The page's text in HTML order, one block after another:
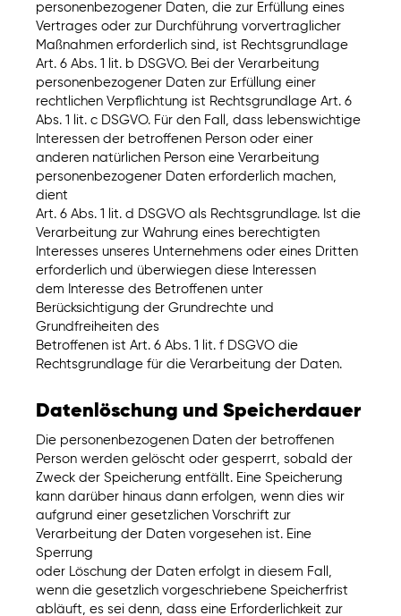
personenbezogener Daten, die zur Erfüllung eines
Vertrages oder zur Durchführung vorvertraglicher
Maßnahmen erforderlich sind, ist Rechtsgrundlage
Art. 6 Abs. 1 lit. b DSGVO. Bei der Verarbeitung
personenbezogener Daten zur Erfüllung einer
rechtlichen Verpflichtung ist Rechtsgrundlage Art. 6
Abs. 1 lit. c DSGVO. Für den Fall, dass lebenswichtige
Interessen der betroffenen Person oder einer
anderen natürlichen Person eine Verarbeitung
personenbezogener Daten erforderlich machen,
dient
Art. 6 Abs. 1 lit. d DSGVO als Rechtsgrundlage. Ist die
Verarbeitung zur Wahrung eines berechtigten
Interesses unseres Unternehmens oder eines Dritten
erforderlich und überwiegen diese Interessen
dem Interesse des Betroffenen unter
Berücksichtigung der Grundrechte und
Grundfreiheiten des
Betroffenen ist Art. 6 Abs. 1 lit. f DSGVO die
Rechtsgrundlage für die Verarbeitung der Daten.
Datenlöschung und Speicherdauer
Die personenbezogenen Daten der betroffenen
Person werden gelöscht oder gesperrt, sobald der
Zweck der Speicherung entfällt. Eine Speicherung
kann darüber hinaus dann erfolgen, wenn dies wir
aufgrund einer gesetzlichen Vorschrift zur
Verarbeitung der Daten vorgesehen ist. Eine
Sperrung
oder Löschung der Daten erfolgt in diesem Fall,
wenn die gesetzlich vorgeschriebene Speicherfrist
abläuft, es sei denn, dass eine Erforderlichkeit zur